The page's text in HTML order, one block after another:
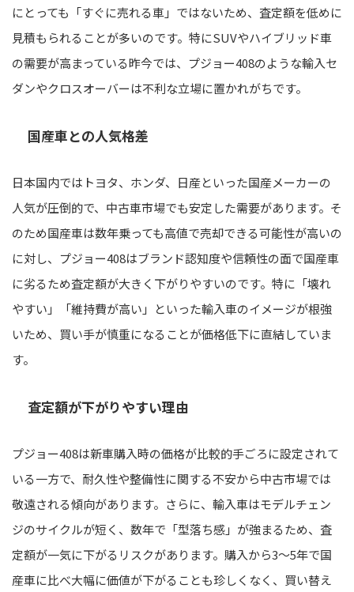
にとっても「すぐに売れる車」ではないため、査定額を低めに
見積もられることが多いのです。特にSUVやハイブリッド車
の需要が高まっている昨今では、プジョー408のような輸入セ
ダンやクロスオーバーは不利な立場に置かれがちです。
国産車との人気格差
日本国内ではトヨタ、ホンダ、日産といった国産メーカーの
人気が圧倒的で、中古車市場でも安定した需要があります。そ
のため国産車は数年乗っても高値で売却できる可能性が高いの
に対し、プジョー408はブランド認知度や信頼性の面で国産車
に劣るため査定額が大きく下がりやすいのです。特に「壊れ
やすい」「維持費が高い」といった輸入車のイメージが根強
いため、買い手が慎重になることが価格低下に直結していま
す。
査定額が下がりやすい理由
プジョー408は新車購入時の価格が比較的手ごろに設定されて
いる一方で、耐久性や整備性に関する不安から中古市場では
敬遠される傾向があります。さらに、輸入車はモデルチェン
ジのサイクルが短く、数年で「型落ち感」が強まるため、査
定額が一気に下がるリスクがあります。購入から3〜5年で国
産車に比べ大幅に価値が下がることも珍しくなく、買い替え